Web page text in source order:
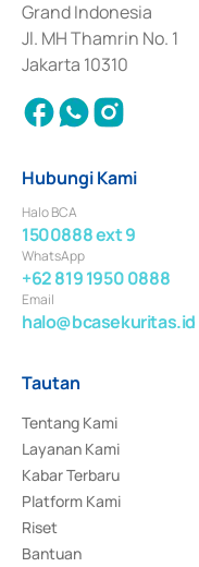
Grand Indonesia
Jl. MH Thamrin No. 1
Jakarta 10310
Hubungi Kami
Halo BCA
1500888 ext 9
WhatsApp
+62 819 1950 0888
Email
halo@bcasekuritas.id
Tautan
Tentang Kami
Layanan Kami
Kabar Terbaru
Platform Kami
Riset
Bantuan